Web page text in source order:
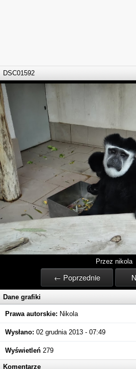
DSC01592
Przez nikola
← Poprzednie
Dane grafiki
Prawa autorskie: Nikola
Wysłano: 02 grudnia 2013 - 07:49
Wyświetleń 279
Komentarze